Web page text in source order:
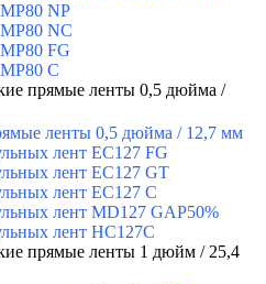
NP
NС
FG
С
прямые ленты 0,5 дюйма /
ленты 0,5 дюйма / 12,7 мм
лент EC127 FG
лент EC127 GT
лент EC127 С
лент MD127 GAP50%
лент HC127C
прямые ленты 1 дюйм / 25,4